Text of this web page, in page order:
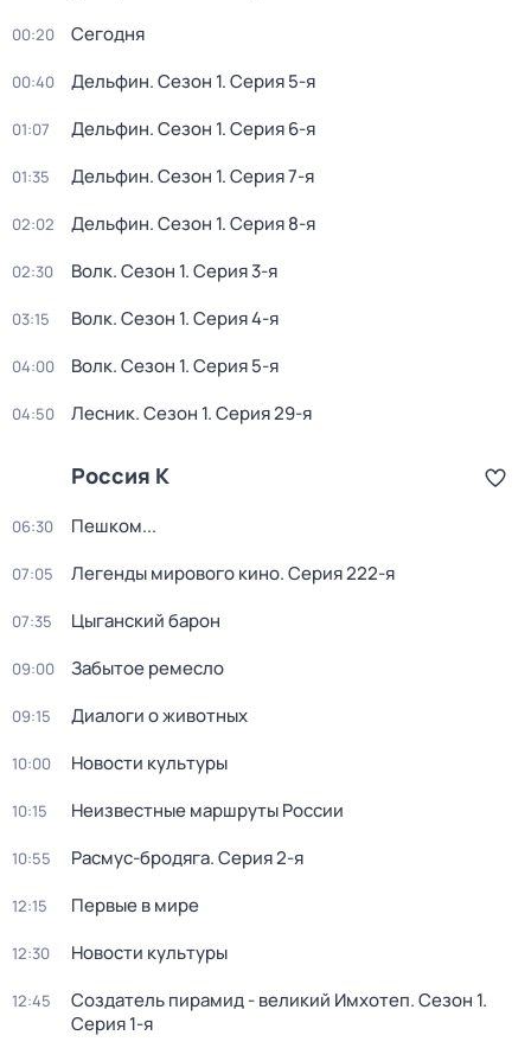
00:20 Сегодня
00:40 Дельфин. Сезон 1. Серия 5-я
01:07 Дельфин. Сезон 1. Серия 6-я
01:35 Дельфин. Сезон 1. Серия 7-я
02:02 Дельфин. Сезон 1. Серия 8-я
02:30 Волк. Сезон 1. Серия 3-я
03:15 Волк. Сезон 1. Серия 4-я
04:00 Волк. Сезон 1. Серия 5-я
04:50 Лесник. Сезон 1. Серия 29-я
Россия К
06:30 Пешком...
07:05 Легенды мирового кино. Серия 222-я
07:35 Цыганский барон
09:00 Забытое ремесло
09:15 Диалоги о животных
10:00 Новости культуры
10:15 Неизвестные маршруты России
10:55 Расмус-бродяга. Серия 2-я
12:15 Первые в мире
12:30 Новости культуры
12:45 Создатель пирамид - великий Имхотеп. Сезон 1.
Серия 1-я